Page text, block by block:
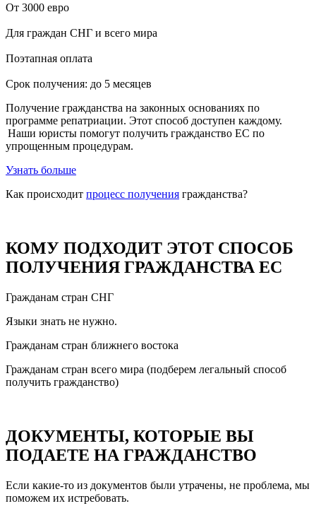
От 3000 евро
Для граждан СНГ и всего мира
Поэтапная оплата
Срок получения: до 5 месяцев
Получение гражданства на законных основаниях по
программе репатриации. Этот способ доступен каждому.
Наши юристы помогут получить гражданство ЕС по
упрощенным процедурам.
Узнать больше
Как происходит процесс получения гражданства?
КОМУ ПОДХОДИТ ЭТОТ СПОСОБ
ПОЛУЧЕНИЯ ГРАЖДАНСТВА ЕС
Гражданам стран СНГ
Языки знать не нужно.
Гражданам стран ближнего востока
Гражданам стран всего мира (подберем легальный способ
получить гражданство)
ДОКУМЕНТЫ, КОТОРЫЕ ВЫ
ПОДАЕТЕ НА ГРАЖДАНСТВО
Если какие-то из документов были утрачены, не проблема, мы
поможем их истребовать.